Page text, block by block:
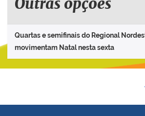
Outras opções
Quartas e semifinais do Regional
movimentam Natal nesta sexta